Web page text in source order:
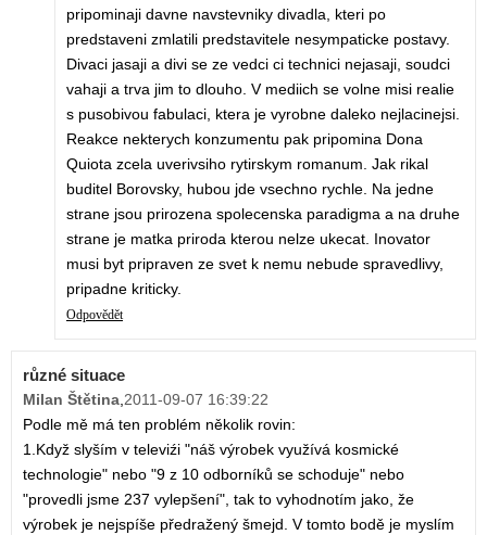
pripominaji davne navstevniky divadla, kteri po
predstaveni zmlatili predstavitele nesympaticke postavy.
Divaci jasaji a divi se ze vedci ci technici nejasaji, soudci
vahaji a trva jim to dlouho. V mediich se volne misi realie
s pusobivou fabulaci, ktera je vyrobne daleko nejlacinejsi.
Reakce nekterych konzumentu pak pripomina Dona
Quiota zcela uverivsiho rytirskym romanum. Jak rikal
buditel Borovsky, hubou jde vsechno rychle. Na jedne
strane jsou prirozena spolecenska paradigma a na druhe
strane je matka priroda kterou nelze ukecat. Inovator
musi byt pripraven ze svet k nemu nebude spravedlivy,
pripadne kriticky.
Odpovědět
různé situace
Milan Štětina,2011-09-07 16:39:22
Podle mě má ten problém několik rovin:
1.Když slyším v televiźi "náš výrobek využívá kosmické
technologie" nebo "9 z 10 odborníků se schoduje" nebo
"provedli jsme 237 vylepšení", tak to vyhodnotím jako, že
výrobek je nejspíše předražený šmejd. V tomto bodě je myslím